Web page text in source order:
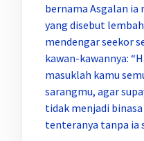
bernama Asgalan ia
yang disebut
mendengar seekor
kawan-kawannya:
masuklah kamu
sarangmu, agar
tidak menjadi
tenteranya tanpa ia